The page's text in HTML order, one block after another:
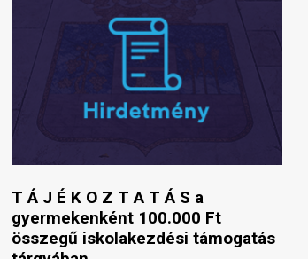
T Á J É K O Z T A T Á S a
gyermekenként 100.000 Ft
összegű iskolakezdési támogatás